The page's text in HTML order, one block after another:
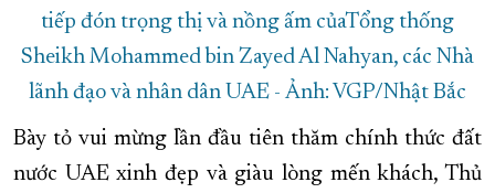
tiếp đón trọng thị và nồng ấm củaTổng thống
Sheikh Mohammed bin Zayed Al Nahyan, các Nhà
lãnh đạo và nhân dân UAE - Ảnh: VGP/Nhật Bắc
Bày tỏ vui mừng lần đầu tiên thăm chính thức đất
nước UAE xinh đẹp và giàu lòng mến khách, Thủ